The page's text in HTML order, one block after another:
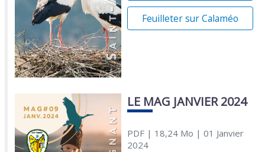
Feuilleter sur Calaméo
LE MAG JANVIER 2024
PDF| 18,24 Mo | 01 Janvier
2024